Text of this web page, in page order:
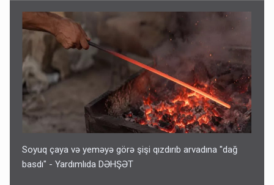
Soyuq çaya və yeməyə görə şişi qızdırıb arvadına "dağ
basdı" - Yardımlıda DƏHŞƏT